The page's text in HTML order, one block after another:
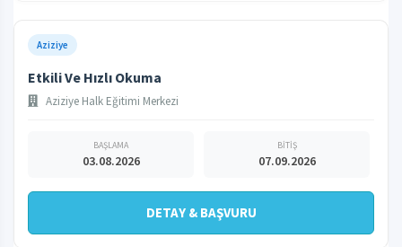
Aziziye
Etkili Ve Hızlı Okuma
Aziziye Halk Eğitimi Merkezi
BAŞLAMA
03.08.2026
BİTİŞ
07.09.2026
DETAY & BAŞVURU